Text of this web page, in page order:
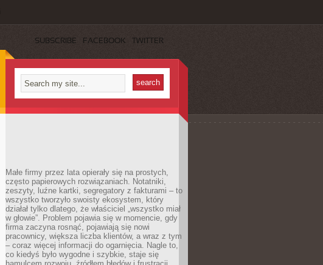
SUBSCRIBE FACEBOOK TWITTER
Małe firmy przez lata opierały się na prostych,
często papierowych rozwiązaniach. Notatniki,
zeszyty, luźne kartki, segregatory z fakturami – to
wszystko tworzyło swoisty ekosystem, który
działał tylko dlatego, że właściciel „wszystko miał
w głowie”. Problem pojawia się w momencie, gdy
firma zaczyna rosnąć, pojawiają się nowi
pracownicy, większa liczba klientów, a wraz z tym
– coraz więcej informacji do ogarnięcia. Nagle to,
co kiedyś było wygodne i szybkie, staje się